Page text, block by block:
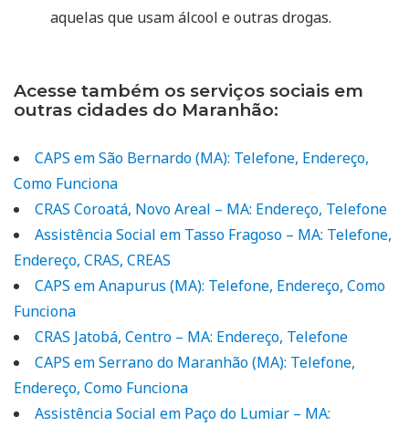
aquelas que usam álcool e outras drogas.
Acesse também os serviços sociais em
outras cidades do Maranhão:
CAPS em São Bernardo (MA): Telefone, Endereço,
Como Funciona
CRAS Coroatá, Novo Areal – MA: Endereço, Telefone
Assistência Social em Tasso Fragoso – MA: Telefone,
Endereço, CRAS, CREAS
CAPS em Anapurus (MA): Telefone, Endereço, Como
Funciona
CRAS Jatobá, Centro – MA: Endereço, Telefone
CAPS em Serrano do Maranhão (MA): Telefone,
Endereço, Como Funciona
Assistência Social em Paço do Lumiar – MA: